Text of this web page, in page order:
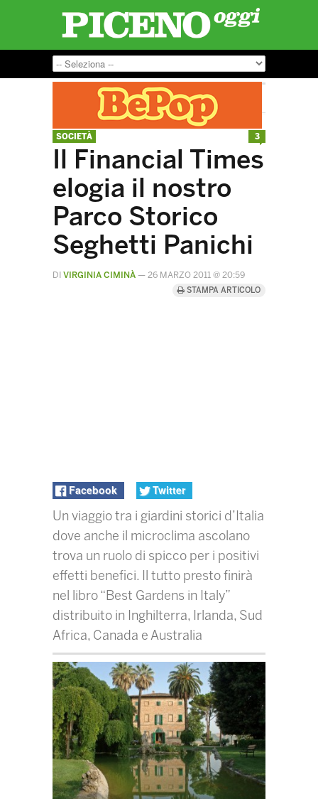
SOCIETÀ
Il Financial Times
elogia il nostro
Parco Storico
Seghetti Panichi
DI VIRGINIA CIMINÀ — 26 MARZO 2011 @ 20:59
STAMPA ARTICOLO
Facebook Twitter
Un viaggio tra i giardini storici d’Italia
dove anche il microclima ascolano
trova un ruolo di spicco per i positivi
effetti benefici. Il tutto presto finirà
nel libro “Best Gardens in Italy”
distribuito in Inghilterra, Irlanda, Sud
Africa, Canada e Australia
3